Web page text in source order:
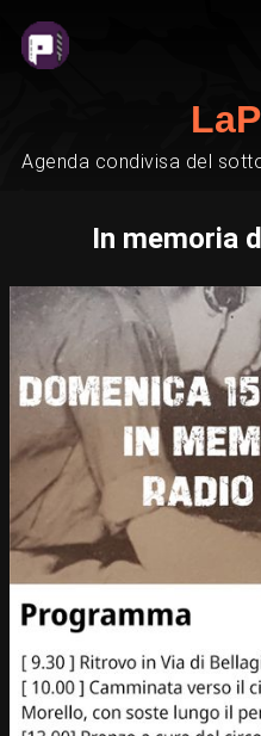
Agenda condivisa del
In memoria